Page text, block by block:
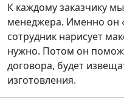
К каждому заказчику
менеджера. Именно он
сотрудник нарисует
нужно. Потом он
договора, будет
изготовления.